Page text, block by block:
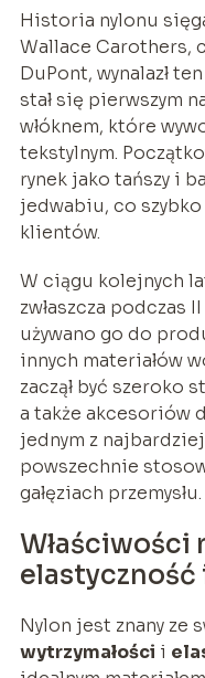
Historia nylonu
Wallace Carothers,
DuPont, wynalazł
stał się pierwszym
włóknem, które
tekstylnym.
rynek jako tańszy i
jedwabiu, co szybko
klientów.
W ciągu kolejnych
zwłaszcza podczas
używano go do
innych materiałów
zaczął być szeroko
a także akcesoriów
jednym z
powszechnie
gałęziach przemysłu.
Właściwości
elastyczność
Nylon jest znany ze
wytrzymałości i